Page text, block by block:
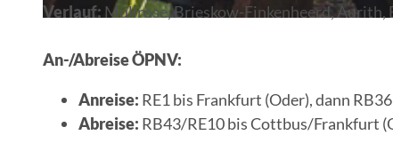
Verlauf: Müllrose, Brieskow-Finkenheerd,
An-/Abreise ÖPNV:
Anreise: RE1 bis Frankfurt (Oder), dann
Abreise: RB43/RE10 bis Cottbus/Frankfurt